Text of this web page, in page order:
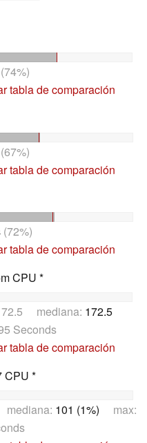
tabla de comparación
tabla de comparación
(72%)
tabla de comparación
CPU *
mediana: 172.5
Seconds
tabla de comparación
CPU *
101 (1%) max: